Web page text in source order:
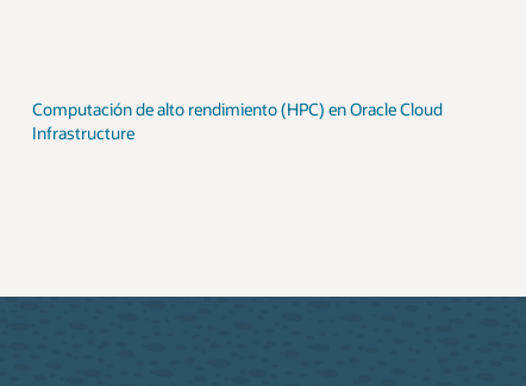
Computación de alto rendimiento (HPC) en Oracle Cloud
Infrastructure